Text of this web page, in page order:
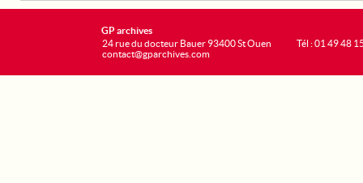
GP archives
24 rue du docteur Bauer 93400 St Ouen
contact@gparchives.com
Tél : 01 49 48